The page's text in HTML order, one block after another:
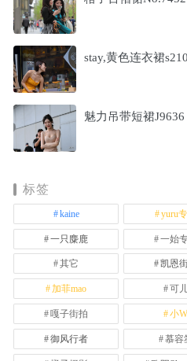
stay,黄色连衣裙
魅力吊带短裙J9636
标签
kaine yuru
一只麋鹿 一始
其它 凯恩
加菲mao 可
嘎子街拍 小W
御风行者 慕容